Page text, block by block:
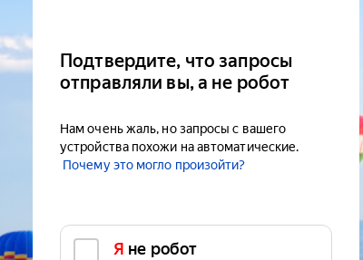
Подтвердите, что запросы
отправляли вы, а не робот
Нам очень жаль, но запросы с вашего
устройства похожи на автоматические.
Почему это могло произойти?
Я не робот